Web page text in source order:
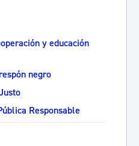
y educación
negro
Responsable